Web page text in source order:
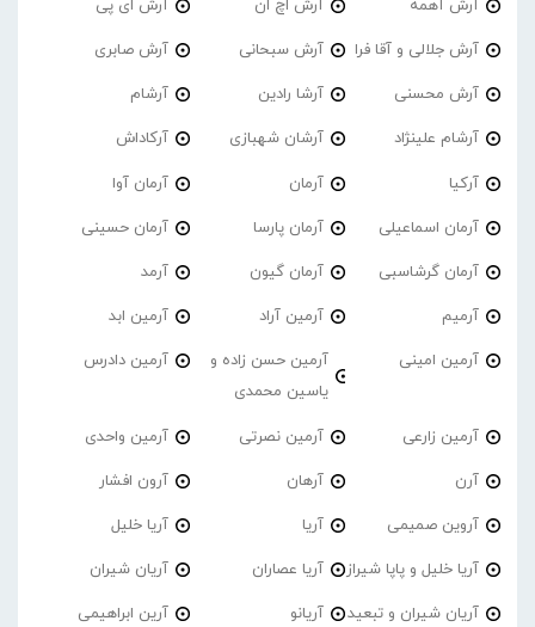
آرش آهمه آرش اچ ان آرش ای پی
آرش جلالی و آقا فرا آرش سبحانی آرش صابری
آرش محسنی آرشا رادین آرشام
آرشام علینژاد آرشان شهبازی آرکاداش
آرکیا آرمان آرمان آوا
آرمان اسماعیلی آرمان پارسا آرمان حسینی
آرمان گرشاسبی آرمان گیون آرمد
آرمیم آرمین آراد آرمین ابد
آرمین امینی
آرمین حسن زاده و
یاسین محمدی
آرمین دادرس
آرمین زارعی آرمین نصرتی آرمین واحدی
آرن آرهان آرون افشار
آروین صمیمی آریا آریا خلیل
آریا خلیل و پاپا شیراز آریا عصاران آریان شیران
آریان شیران و تبعید آریانو آرین ابراهیمی